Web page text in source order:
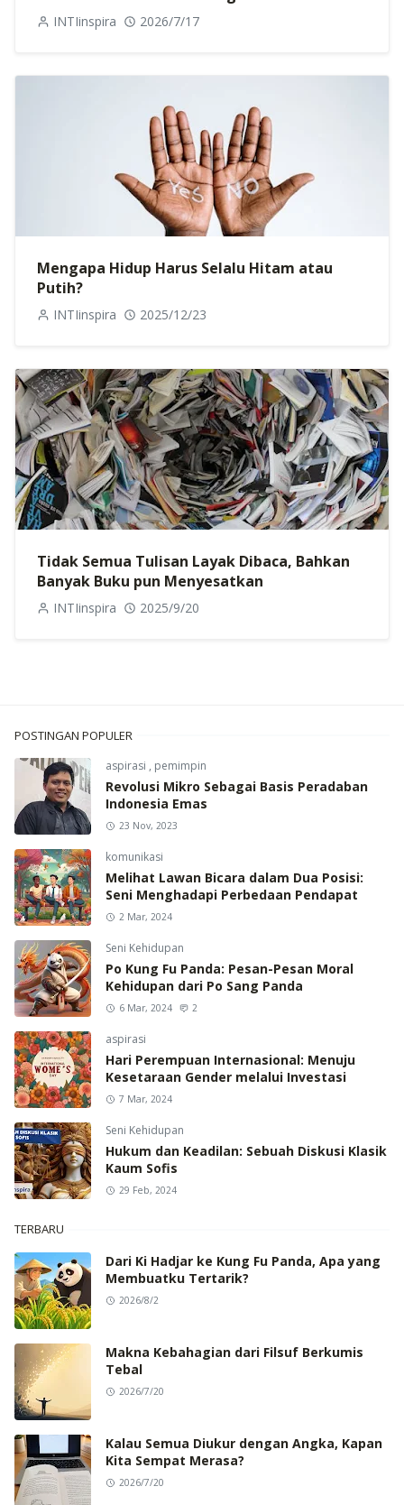
INTIinspira 2026/7/17
Mengapa Hidup Harus Selalu Hitam atau
Putih?
INTIinspira 2025/12/23
Tidak Semua Tulisan Layak Dibaca, Bahkan
Banyak Buku pun Menyesatkan
INTIinspira 2025/9/20
POSTINGAN POPULER
aspirasi , pemimpin
Revolusi Mikro Sebagai Basis Peradaban
Indonesia Emas
23 Nov, 2023
komunikasi
Melihat Lawan Bicara dalam Dua Posisi:
Seni Menghadapi Perbedaan Pendapat
2 Mar, 2024
Seni Kehidupan
Po Kung Fu Panda: Pesan-Pesan Moral
Kehidupan dari Po Sang Panda
6 Mar, 2024 2
aspirasi
Hari Perempuan Internasional: Menuju
Kesetaraan Gender melalui Investasi
7 Mar, 2024
Seni Kehidupan
Hukum dan Keadilan: Sebuah Diskusi Klasik
Kaum Sofis
29 Feb, 2024
TERBARU
Dari Ki Hadjar ke Kung Fu Panda, Apa yang
Membuatku Tertarik?
2026/8/2
Makna Kebahagian dari Filsuf Berkumis
Tebal
2026/7/20
Kalau Semua Diukur dengan Angka, Kapan
Kita Sempat Merasa?
2026/7/20